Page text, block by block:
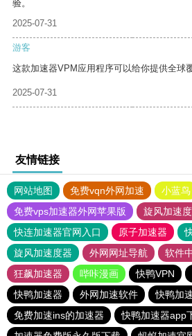
验。
2025-07-31
游客
这款加速器VPM应用程序可以给你提供全球
2025-07-31
友情链接
网站地图 免费vqn外网加速
小蓝鸟
免费vps加速器外网苹果版
旋风加速
快连加速器官网入口
原子加速器
旋风加速度器
外网网址导航 软件
狂飙加速器
哔咔漫画 快鸭VPN
快鸭加速器
外网加速软件
快鸭加
免费加速ins的加速器
快鸭加速器app